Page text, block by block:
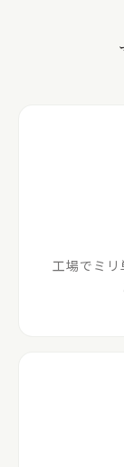
工場でミ